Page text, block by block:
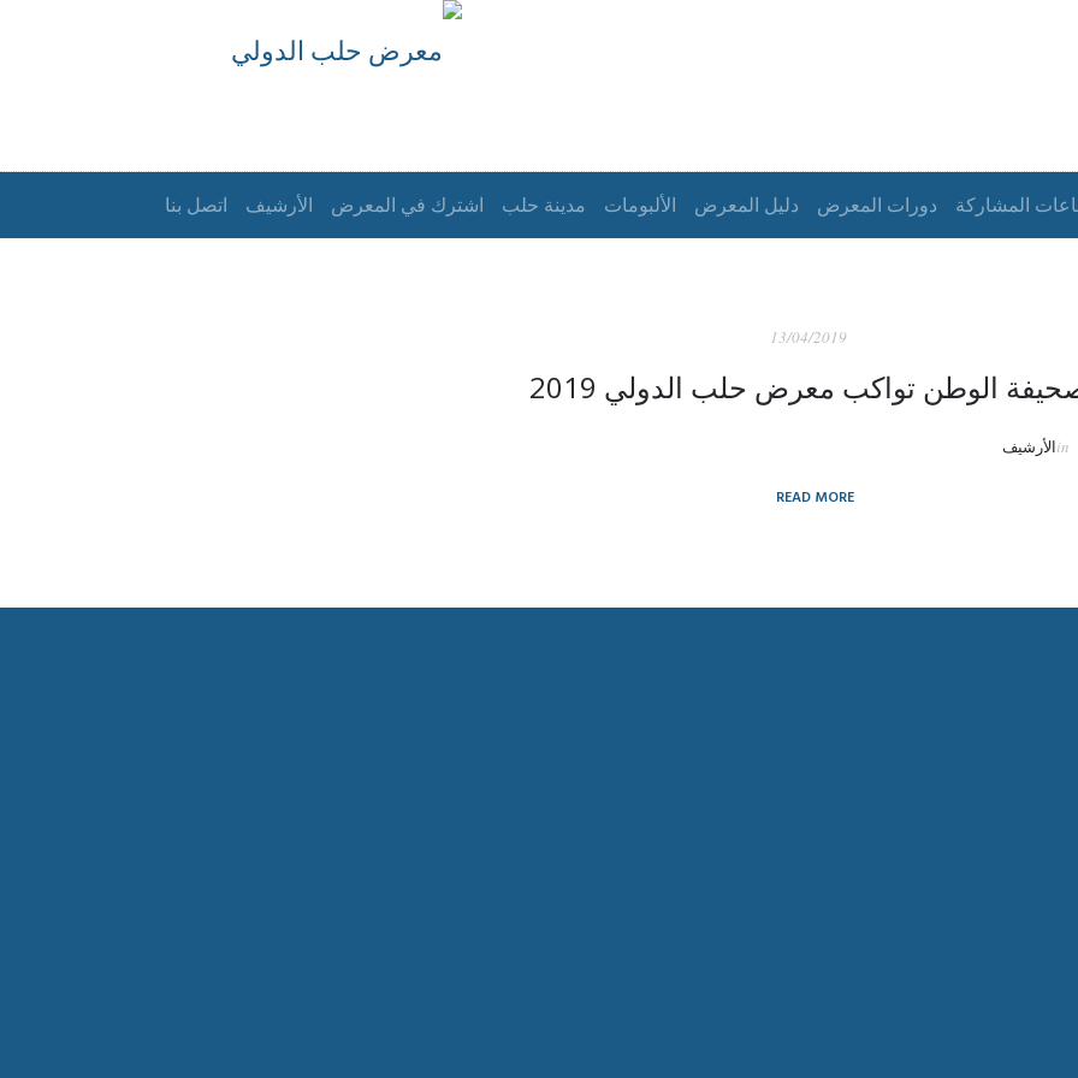
اتصل بنا الأرشيف اشترك في المعرض مدينة حلب الألبومات دليل المعرض دورات المعرض المشاركة
13/04/2019
الوطن تواكب معرض حلب الدولي 2019
inالأرشيف
READ MORE